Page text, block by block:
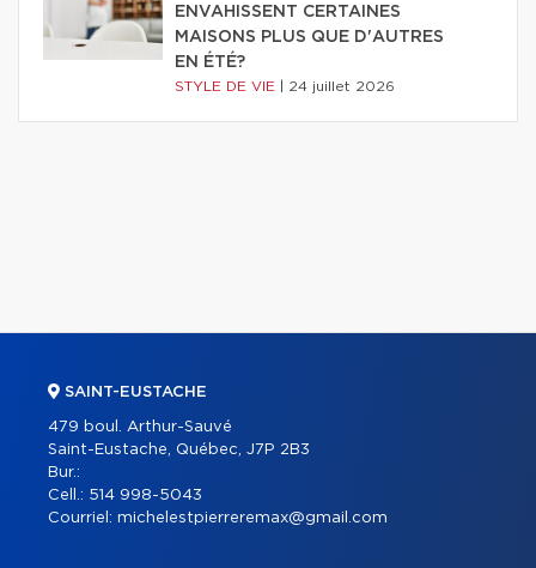
ENVAHISSENT CERTAINES
MAISONS PLUS QUE D'AUTRES
EN ÉTÉ?
STYLE DE VIE 24 juillet 2026
SAINT-EUSTACHE
479 boul. Arthur-Sauvé
Saint-Eustache, Québec, J7P 2B3
Bur.:
Cell.: 514 998-5043
Courriel: michelestpierreremax@gmail.com